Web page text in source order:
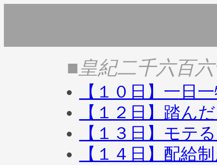
■皇紀二千六百
【１０日】一日
【１２日】踏ん
【１３日】モテ
【１４日】配給